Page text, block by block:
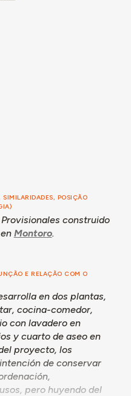
Linares en diciembre
en
son
limitada “tipo social”
de 1962, y se les
de viviendas de
POSIÇÃO
construido
Montoro.
E RELAÇÃO COM O
en dos plantas,
cocina-comedor,
con lavadero en
y cuarto de aseo en
proyecto, los
de conservar
pero huyendo del